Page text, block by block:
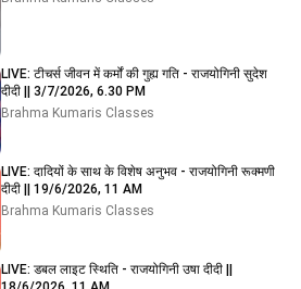
LIVE: टीचर्स जीवन में कर्मों की गुह्य गति - राजयोगिनी सुदेश
दीदी || 3/7/2026, 6.30 PM
Brahma Kumaris Classes
LIVE: दादियों के साथ के विशेष अनुभव - राजयोगिनी रूक्मणी
दीदी || 19/6/2026, 11 AM
Brahma Kumaris Classes
LIVE: डबल लाइट स्थिति - राजयोगिनी उषा दीदी ||